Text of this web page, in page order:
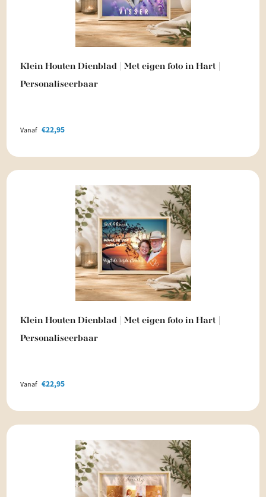
Klein Houten Dienblad | Met eigen foto in Hart |
Personaliseerbaar
Vanaf €22,95
Klein Houten Dienblad | Met eigen foto in Hart |
Personaliseerbaar
Vanaf €22,95